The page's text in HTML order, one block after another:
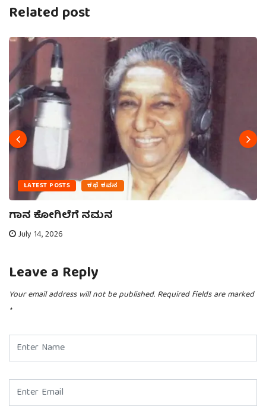
Related post
LATEST POSTS ಕಥೆ ಕವನ
ಗಾನ ಕೋಗಿಲೆಗೆ ನಮನ
July 14, 2026
Leave a Reply
Your email address will not be published. Required fields are marked
*